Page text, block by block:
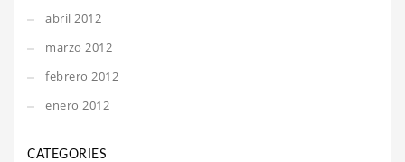
abril 2012
marzo 2012
febrero 2012
enero 2012
CATEGORIES